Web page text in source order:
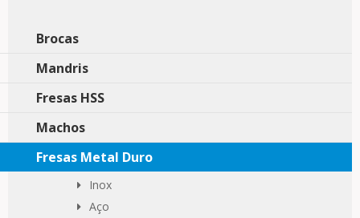
Brocas
Mandris
Fresas HSS
Machos
Fresas Metal Duro
Inox
Aço